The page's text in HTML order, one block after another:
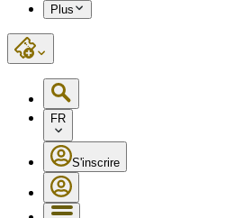
Plus
FR
S'inscrire